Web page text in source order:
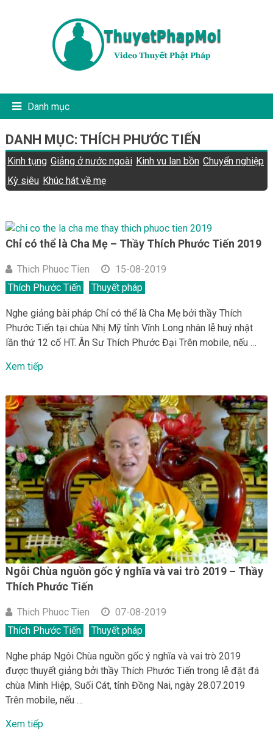
Danh mục
DANH MỤC: THÍCH PHƯỚC TIẾN
Kinh tụng Giảng ở nước ngoài Kinh vu lan bồn Chuyển nghiệp
Kỳ siêu Khúc hát về mẹ
Chỉ có thể là Cha Mẹ – Thầy Thích Phước Tiến 2019
Thich Phuoc Tien
15-08-2019
Thích Phước Tiến
Thuyết pháp
Nghe giảng bài pháp Chỉ có thể là Cha Mẹ bởi thầy Thích
Phước Tiến tại chùa Nhị Mỹ tỉnh Vĩnh Long nhân lễ huý nhật
lần thứ 12 cố HT. Ân Sư Thích Phước Đại Trên mobile, nếu …
Xem tiếp
Ngôi Chùa nguồn gốc ý nghĩa và vai trò 2019 – Thầy
Thích Phước Tiến
Thich Phuoc Tien
07-08-2019
Thích Phước Tiến
Thuyết pháp
Nghe pháp Ngôi Chùa nguồn gốc ý nghĩa và vai trò 2019
được thuyết giảng bởi thầy Thích Phước Tiến trong lễ đặt đá
chùa Minh Hiệp, Suối Cát, tỉnh Đồng Nai, ngày 28.07.2019
Trên mobile, nếu …
Xem tiếp